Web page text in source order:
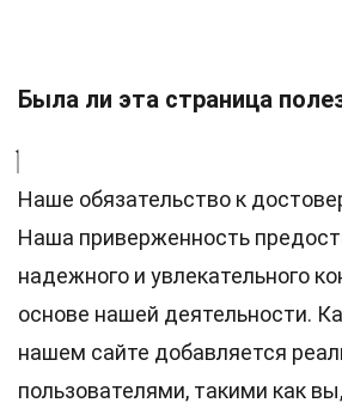
Была ли эта страница
Наше обязательство к
Наша приверженность
надежного и увлекательного
основе нашей деятельности.
нашем сайте добавляется
пользователями, такими как